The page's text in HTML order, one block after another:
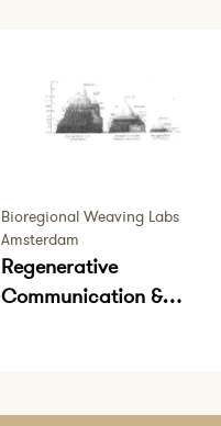
Bioregional Weaving Labs
Amsterdam
Regenerative
Communication &